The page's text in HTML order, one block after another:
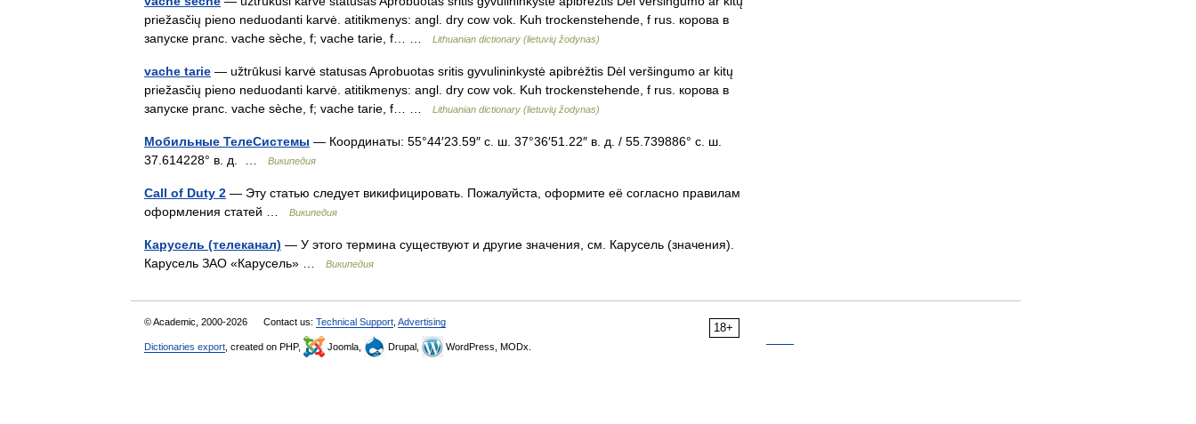
priežasčių pieno neduodanti karvė. atitikmenys: angl. dry cow vok. Kuh trockenstehende, f rus. корова в
запуске pranc. vache sèche, f; vache tarie, f… …
Lithuanian dictionary (lietuvių žodynas)
vache tarie — užtrūkusi karvė statusas Aprobuotas sritis gyvulininkystė apibrėžtis Dėl veršingumo ar kitų
priežasčių pieno neduodanti karvė. atitikmenys: angl. dry cow vok. Kuh trockenstehende, f rus. корова в
запуске pranc. vache sèche, f; vache tarie, f… …
Lithuanian dictionary (lietuvių žodynas)
Мобильные ТелеСистемы — Координаты: 55°44′23.59″ с. ш. 37°36′51.22″ в. д. / 55.739886° с. ш.
37.614228° в. д. …
Википедия
Call of Duty 2 — Эту статью следует викифицировать. Пожалуйста, оформите её согласно правилам
оформления статей …
Википедия
Карусель (телеканал) — У этого термина существуют и другие значения, см. Карусель (значения).
Карусель ЗАО «Карусель» …
Википедия
18+
© Academic, 2000-2026 Contact us: Technical Support Advertising
Dictionaries export , created on PHP, Joomla, Drupal, WordPress, MODx.